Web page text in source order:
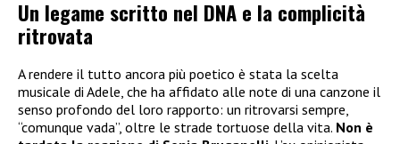
Un legame scritto nel DNA e la complicità
ritrovata
A rendere il tutto ancora più poetico è stata la scelta
musicale di Adele, che ha affidato alle note di una canzone il
senso profondo del loro rapporto: un ritrovarsi sempre,
“comunque vada”, oltre le strade tortuose della vita. Non è